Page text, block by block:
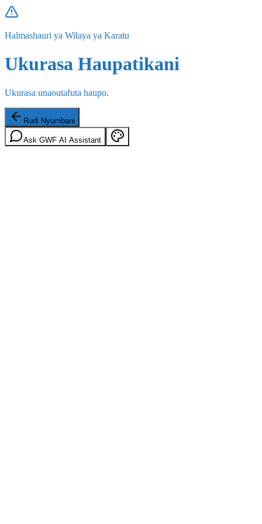
Halmashauri ya Wilaya ya Karatu
Ukurasa Haupatikani
Ukurasa unaoutafuta haupo.
Rudi Nyumbani
Ask GWF AI Assistant